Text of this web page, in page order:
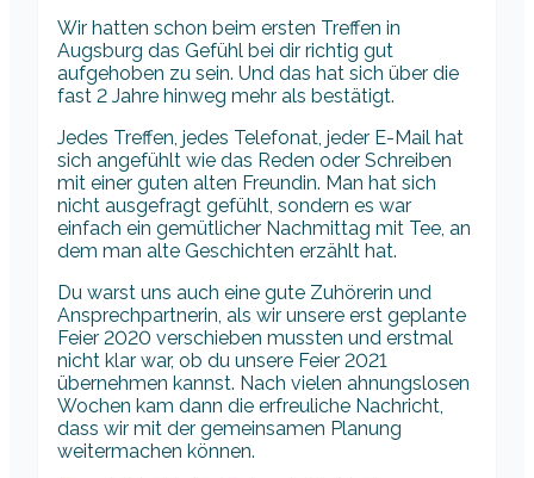
Wir hatten schon beim ersten Treffen in
Augsburg das Gefühl bei dir richtig gut
aufgehoben zu sein. Und das hat sich über die
fast 2 Jahre hinweg mehr als bestätigt.
Jedes Treffen, jedes Telefonat, jeder E-Mail hat
sich angefühlt wie das Reden oder Schreiben
mit einer guten alten Freundin. Man hat sich
nicht ausgefragt gefühlt, sondern es war
einfach ein gemütlicher Nachmittag mit Tee, an
dem man alte Geschichten erzählt hat.
Du warst uns auch eine gute Zuhörerin und
Ansprechpartnerin, als wir unsere erst geplante
Feier 2020 verschieben mussten und erstmal
nicht klar war, ob du unsere Feier 2021
übernehmen kannst. Nach vielen ahnungslosen
Wochen kam dann die erfreuliche Nachricht,
dass wir mit der gemeinsamen Planung
weitermachen können.